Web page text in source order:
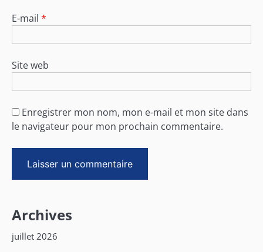
E-mail *
Site web
Enregistrer mon nom, mon e-mail et mon site dans
le navigateur pour mon prochain commentaire.
Archives
juillet 2026